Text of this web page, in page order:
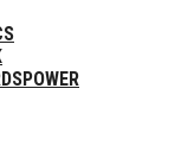
POWER